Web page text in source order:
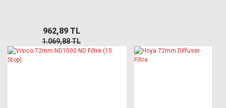
962,89 TL
1.069,88 TL